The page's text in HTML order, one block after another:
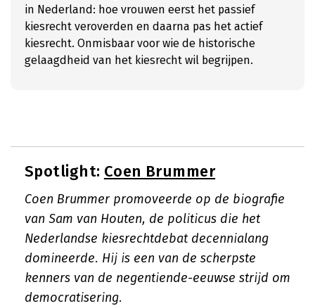
in Nederland: hoe vrouwen eerst het passief
kiesrecht veroverden en daarna pas het actief
kiesrecht. Onmisbaar voor wie de historische
gelaagdheid van het kiesrecht wil begrijpen.
Spotlight: Coen Brummer
Coen Brummer promoveerde op de biografie
van Sam van Houten, de politicus die het
Nederlandse kiesrechtdebat decennialang
domineerde. Hij is een van de scherpste
kenners van de negentiende-eeuwse strijd om
democratisering.